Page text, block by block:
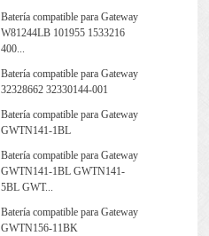
Batería compatible para Gateway
W81244LB 101955 1533216
400...
Batería compatible para Gateway
32328662 32330144-001
Batería compatible para Gateway
GWTN141-1BL
Batería compatible para Gateway
GWTN141-1BL GWTN141-
5BL GWT...
Batería compatible para Gateway
GWTN156-11BK